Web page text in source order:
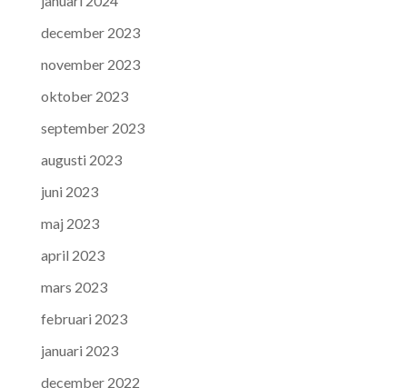
december 2023
november 2023
oktober 2023
september 2023
augusti 2023
juni 2023
maj 2023
april 2023
mars 2023
februari 2023
januari 2023
december 2022